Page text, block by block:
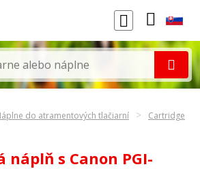
do atramentových tlačiarní
Cartridge
s Canon PGI-